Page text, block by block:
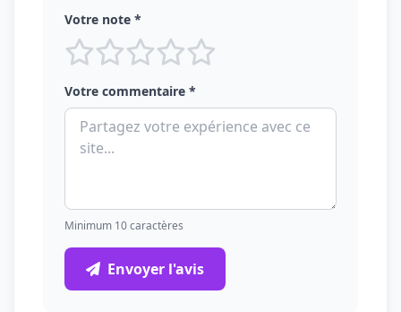
Votre note *
Votre commentaire *
Minimum 10 caractères
Envoyer l'avis